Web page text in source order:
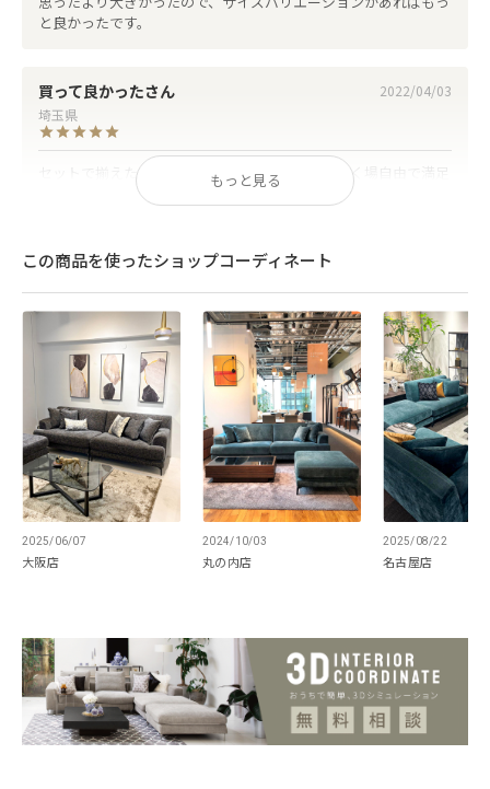
と良かったです。
買って良かった
埼玉県
2022/04/03
セットで揃えたいから，けっこう大きいです、置く場自由で満足
もっと見る
この商品を使ったショップコーディネート
2025/06/07
大阪店
2024/10/03
丸の内店
2025/08/22
名古屋店